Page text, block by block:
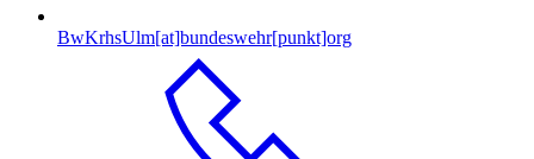
BwKrhsUlm[at]bundeswehr[punkt]org